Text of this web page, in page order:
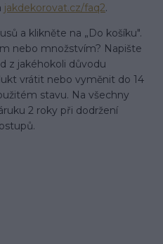
jakdekorovat.cz/faq2.
a klikněte na „Do košíku".
nebo množstvím? Napište
z jakéhokoli důvodu
vrátit nebo vyměnit do 14
stavu. Na všechny
2 roky při dodržení